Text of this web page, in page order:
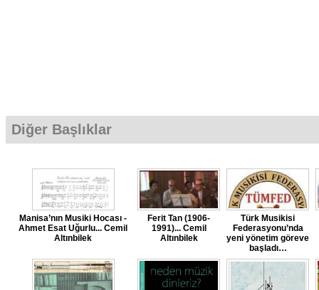
Diğer Başlıklar
Manisa’nın Musiki Hocası -
Ahmet Esat Uğurlu... Cemil
Altınbilek
Ferit Tan (1906-
1991)... Cemil
Altınbilek
Türk Musikisi
Federasyonu’nda
yeni yönetim göreve
başladı…